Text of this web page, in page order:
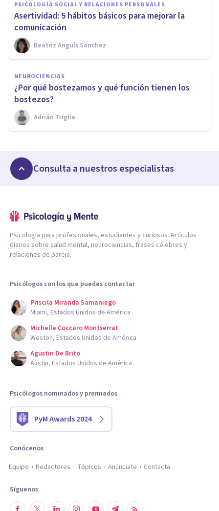
PSICOLOGÍA SOCIAL Y RELACIONES PERSONALES
Asertividad: 5 hábitos básicos para mejorar la
comunicación
Beatriz Anguís Sánchez
NEUROCIENCIAS
¿Por qué bostezamos y qué función tienen los
bostezos?
Adrián Triglia
Consulta a nuestros especialistas
Psicología para profesionales, estudiantes y curiosos. Artículos
diarios sobre salud mental, neurociencias, frases célebres y
relaciones de pareja.
Psicólogos con los que puedes contactar
Priscila Miranda Samaniego
Miami, Estados Unidos de América
Michelle Coccaro Montserrat
Weston, Estados Unidos de América
Agustin De Brito
Austin, Estados Unidos de América
Psicólogos nominados y premiados
PyM Awards 2024
Conócenos
Equipo
Redactores Tópicos Anúnciate Contacta
Síguenos